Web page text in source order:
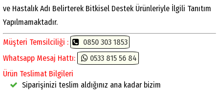
ve Hastalık Adı Belirterek Bitkisel Destek Ürünleriyle İlgili Tanıtım
Yapılmamaktadır.
Müşteri Temsilciliği :
0850 303 1853
Whatsapp Mesaj Hattı:
0533 815 56 84
Ürün Teslimat Bilgileri
Siparişinizi teslim aldığınız ana kadar bizim